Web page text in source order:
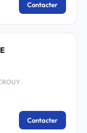
Contacter
Contacter